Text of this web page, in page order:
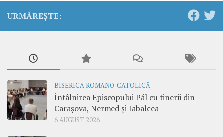
URMĂREȘTE:
BISERICA ROMANO-CATOLICĂ
Întâlnirea Episcopului Pál cu tinerii din
Carașova, Nermed și Iabalcea
6 AUGUST 2026